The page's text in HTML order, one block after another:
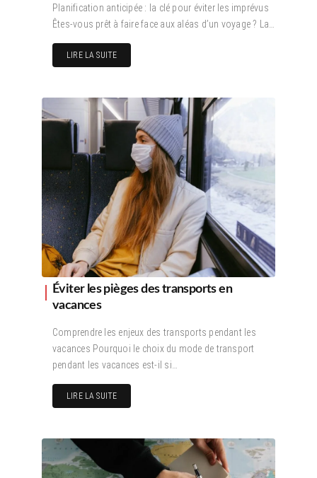
Planification anticipée : la clé pour éviter les imprévus
Êtes-vous prêt à faire face aux aléas d’un voyage ? La…
LIRE LA SUITE
Éviter les pièges des transports en
vacances
Comprendre les enjeux des transports pendant les
vacances Pourquoi le choix du mode de transport
pendant les vacances est-il si…
LIRE LA SUITE